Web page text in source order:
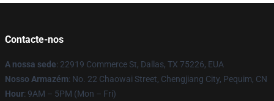
Contacte-nos
A nossa sede: 22919 Commerce St, Dallas, TX 75226, EUA
Nosso Armazém: No. 22 Chaowai Street, Chengjiang City, Pequim, CN
Hour: 9AM – 5PM (Mon – Fri)